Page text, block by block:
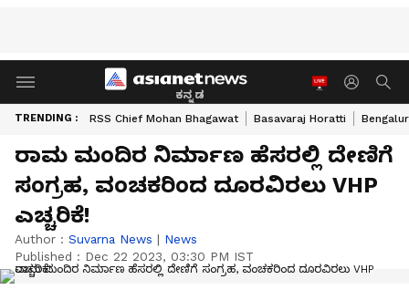
ಕನ್ನಡ
TRENDING : RSS Chief Mohan Bhagawat Basavaraj Horatti
ರಾಮ ಮಂದಿರ ನಿರ್ಮಾಣ ಹೆಸರಲ್ಲಿ ದೇಣಿಗೆ
ಸಂಗ್ರಹ, ವಂಚಕರಿಂದ ದೂರವಿರಲು VHP
ಎಚ್ಚರಿಕೆ!
Author : Suvarna News | News
Published : Dec 22 2023, 03:30 PM IST